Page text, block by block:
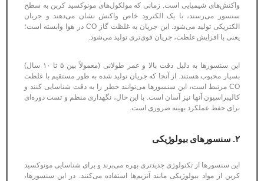
واکنش‌های شیمیایی است. زمانی که مولکول‌های مونوکسید کربن به سطح
سنسور می‌رسند، با یک الکترود خاص واکنش نشان می‌دهند و جریان
الکتریکی تولید می‌شود. این جریان به غلظت گاز CO در هوا وابسته است؛
یعنی با افزایش غلظت، جریان قوی‌تری تولید می‌شود.
این سنسورها به دلیل دقت بالا و عمر طولانی (معمولاً بین ۵ تا ۱۰ سال)
بسیار محبوب هستند. از آنجا که جریان تولید شده به طور مستقیم با غلظت
CO مرتبط است، این سنسورها می‌توانند خطر را به دقت شناسایی کنند و
کالیبراسیون آنها نیز آسان است. با این حال، نگهداری منظم و تست دوره‌ای
برای حفظ عملکرد بهینه ضروری است.
۲. سنسورهای بیولوژیکی
این سنسورها از تکنولوژی جدیدتری بهره می‌برند و برای شناسایی مونوکسید
کربن از مواد بیولوژیکی مانند آنزیم‌ها استفاده می‌کنند. در این سنسورها،